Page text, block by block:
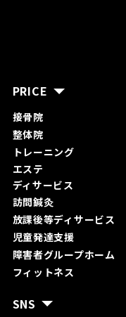
PRICE
接骨院
整体院
トレーニング
エステ
ディサービス
訪問鍼灸
放課後等ディサービス
児童発達支援
障害者グループホーム
フィットネス
SNS